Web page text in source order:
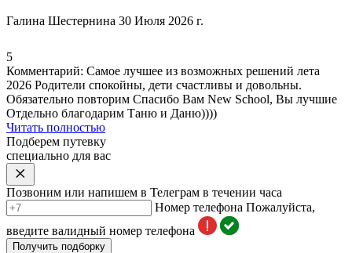
Галина Шестернина 30 Июля 2026 г.
5
Комментарий: Самое лучшее из возможных решений лета
2026 Родители спокойны, дети счастливы и довольны.
Обязательно повторим Спасибо Вам New School, Вы лучшие
Отдельно благодарим Таню и Даню))))
Читать полностью
Подберем путевку
специально для вас
Позвоним или напишем в Телеграм в течении часа
Номер телефона Пожалуйста,
введите валидный номер телефона
Получить подборку